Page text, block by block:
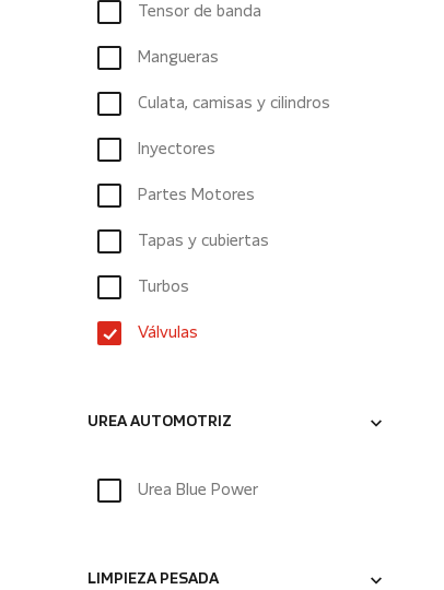
Tensor de banda
Mangueras
Culata, camisas y cilindros
Inyectores
Partes Motores
Tapas y cubiertas
Turbos
Válvulas
UREA AUTOMOTRIZ
Urea Blue Power
LIMPIEZA PESADA